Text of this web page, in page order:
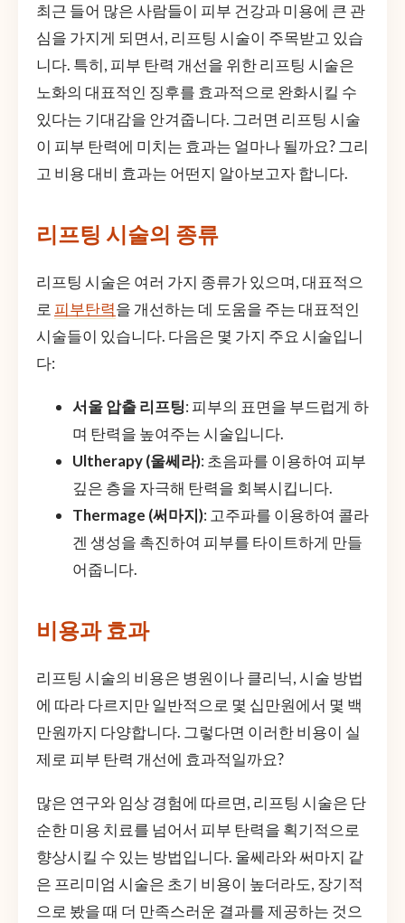
최근 들어 많은 사람들이 피부 건강과 미용에 큰 관
심을 가지게 되면서, 리프팅 시술이 주목받고 있습
니다. 특히, 피부 탄력 개선을 위한 리프팅 시술은
노화의 대표적인 징후를 효과적으로 완화시킬 수
있다는 기대감을 안겨줍니다. 그러면 리프팅 시술
이 피부 탄력에 미치는 효과는 얼마나 될까요? 그리
고 비용 대비 효과는 어떤지 알아보고자 합니다.
리프팅 시술의 종류
리프팅 시술은 여러 가지 종류가 있으며, 대표적으
로 피부탄력을 개선하는 데 도움을 주는 대표적인
시술들이 있습니다. 다음은 몇 가지 주요 시술입니
다:
서울 압출 리프팅: 피부의 표면을 부드럽게 하
며 탄력을 높여주는 시술입니다.
Ultherapy (울쎄라): 초음파를 이용하여 피부
깊은 층을 자극해 탄력을 회복시킵니다.
Thermage (써마지): 고주파를 이용하여 콜라
겐 생성을 촉진하여 피부를 타이트하게 만들
어줍니다.
비용과 효과
리프팅 시술의 비용은 병원이나 클리닉, 시술 방법
에 따라 다르지만 일반적으로 몇 십만원에서 몇 백
만원까지 다양합니다. 그렇다면 이러한 비용이 실
제로 피부 탄력 개선에 효과적일까요?
많은 연구와 임상 경험에 따르면, 리프팅 시술은 단
순한 미용 치료를 넘어서 피부 탄력을 획기적으로
향상시킬 수 있는 방법입니다. 울쎄라와 써마지 같
은 프리미엄 시술은 초기 비용이 높더라도, 장기적
으로 봤을 때 더 만족스러운 결과를 제공하는 것으